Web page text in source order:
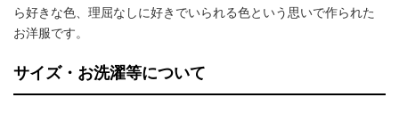
ら好きな色、理屈なしに好きでいられる色という思いで作られた
お洋服です。
サイズ・お洗濯等について